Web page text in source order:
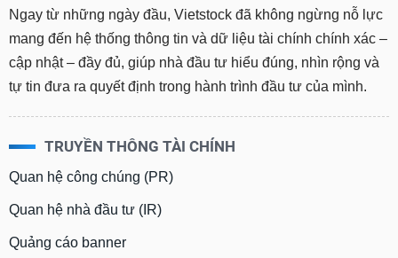
Ngay từ những ngày đầu, Vietstock đã không ngừng nỗ lực
mang đến hệ thống thông tin và dữ liệu tài chính chính xác –
cập nhật – đầy đủ, giúp nhà đầu tư hiểu đúng, nhìn rộng và
tự tin đưa ra quyết định trong hành trình đầu tư của mình.
TRUYỀN THÔNG TÀI CHÍNH
Quan hệ công chúng (PR)
Quan hệ nhà đầu tư (IR)
Quảng cáo banner